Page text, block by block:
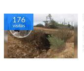
176
visitas